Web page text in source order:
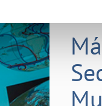
VER TODAS LAS